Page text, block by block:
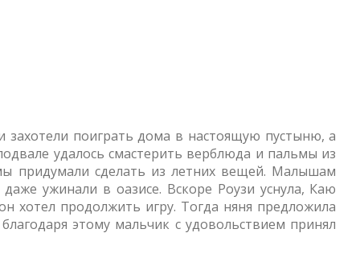
поиграть дома в настоящую пустыню, а
удалось смастерить верблюда и пальмы из
придумали сделать из летних вещей. Малышам
ужинали в оазисе. Вскоре Роузи уснула, Каю
хотел продолжить игру. Тогда няня предложила
этому мальчик с удовольствием принял